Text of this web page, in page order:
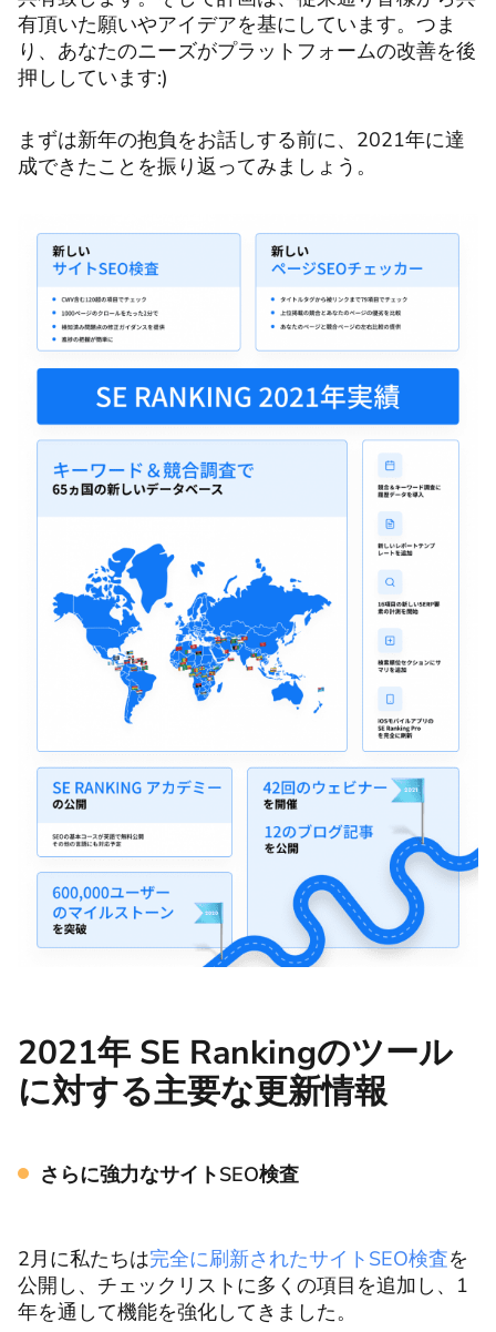
有頂いた願いやアイデアを基にしています。つま
り、あなたのニーズがプラットフォームの改善を後
押ししています:)
まずは新年の抱負をお話しする前に、2021年に達
成できたことを振り返ってみましょう。
2021年 SE Rankingのツール
に対する主要な更新情報
さらに強力なサイトSEO検査
2月に私たちは完全に刷新されたサイトSEO検査を
公開し、チェックリストに多くの項目を追加し、1
年を通して機能を強化してきました。